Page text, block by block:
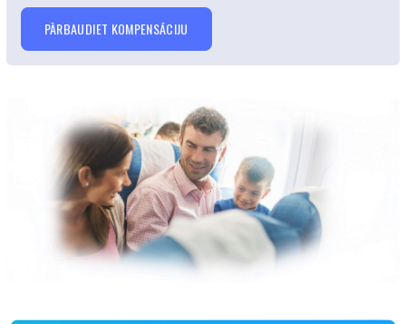
PĀRBAUDIET KOMPENSĀCIJU